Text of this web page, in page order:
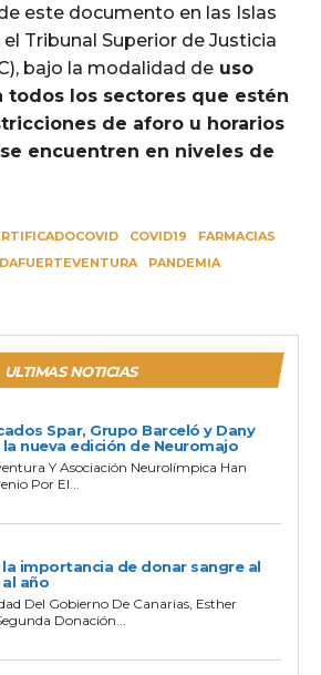
este documento en las Islas
Tribunal Superior de Justicia
bajo la modalidad de uso
todos los sectores que estén
de aforo u horarios
encuentren en niveles de
COVID19
FARMACIAS
PANDEMIA
ULTIMAS NOTICIAS
Spar, Grupo Barceló y Dany
nueva edición de Neuromajo
Y Asociación Neurolímpica Han
Por El...
importancia de donar sangre al
año
Del Gobierno De Canarias, Esther
Donación...